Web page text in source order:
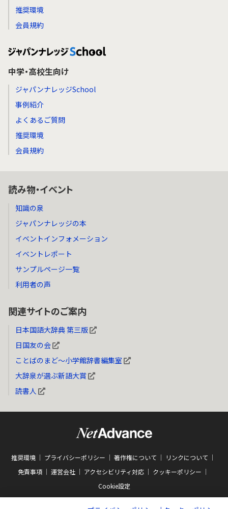
推奨環境
会員規約
中学・高校生向け
ジャパンナレッジSchool
事例紹介
よくあるご質問
推奨環境
会員規約
読み物・イベント
知識の泉
ジャパンナレッジの本
イベントインフォメーション
イベントレポート
サンプルページ一覧
利用者の声
関連サイトのご案内
日本国語大辞典 第三版
日国友の会
ことばのまど～小学館辞書編集室
大辞泉が選ぶ新語大賞
読書人
推奨環境 プライバシーポリシー 著作権について
リンクについて
免責事項
運営会社 アクセシビリティ対応
クッキーポリシー
Cookie設定